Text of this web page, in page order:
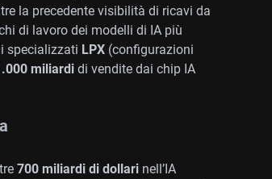
la precedente visibilità di ricavi da
di lavoro dei modelli di IA più
specializzati LPX (configurazioni
miliardi di vendite dai chip IA
700 miliardi di dollari nell’IA